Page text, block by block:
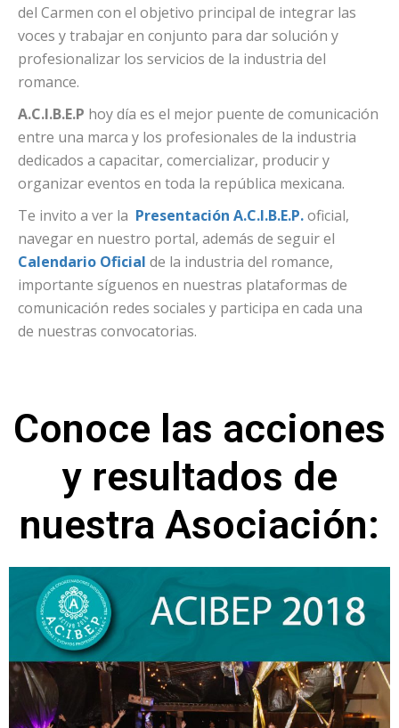
del Carmen con el objetivo principal de integrar las
voces y trabajar en conjunto para dar solución y
profesionalizar los servicios de la industria del
romance.
A.C.I.B.E.P hoy día es el mejor puente de comunicación
entre una marca y los profesionales de la industria
dedicados a capacitar, comercializar, producir y
organizar eventos en toda la república mexicana.
Te invito a ver la Presentación A.C.I.B.E.P.oficial,
navegar en nuestro portal, además de seguir el
Calendario Oficial de la industria del romance,
importante síguenos en nuestras plataformas de
comunicación redes sociales y participa en cada una
de nuestras convocatorias.
Conoce las acciones
y resultados de
nuestra Asociación: